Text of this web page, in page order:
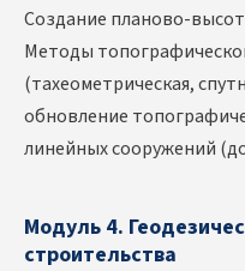
Создание планово-
Методы
(тахеометрическая,
обновление
линейных сооружений
Модуль 4.
строительства